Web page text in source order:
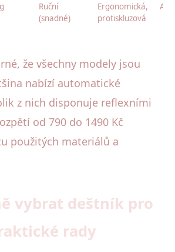
Ruční
(snadné)
Ergonomická,
protiskluzová
Ano
že všechny modely jsou
nabízí automatické
z nich disponuje reflexními
od 790 do 1490 Kč
použitých materiálů a
vybrat deštník pro
rady